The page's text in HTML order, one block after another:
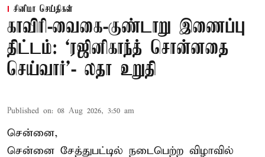
சினிமா செய்திகள்
காவிரி-வைகை-குண்டாறு இணைப்பு
திட்டம்: ‘ரஜினிகாந்த் சொன்னதை
செய்வார்’- லதா உறுதி
Published on: 08 Aug 2026, 3:50 am
சென்னை,
சென்னை சேத்துபட்டில் நடைபெற்ற விழாவில்